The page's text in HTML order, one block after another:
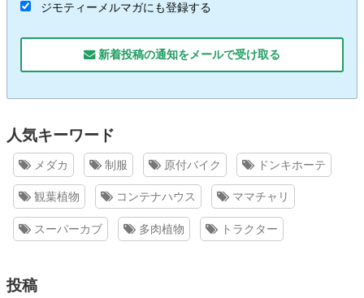
ジモティーメルマガにも登録する
新着投稿の通知をメールで受け取る
人気キーワード
メダカ 制服 原付バイク ドンキホーテ
観葉植物 コンテナハウス ママチャリ
スーパーカブ 多肉植物 トラクター
投稿